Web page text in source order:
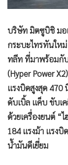
• เศรษฐกิจ-ธุรกิจ
• จีน
• ชุมชน-คุณภาพ
• อาชญากรรม
• Motoring
• เกม
• วิทยาศาสตร์
• SMEs
• หุ้น
• อินโดจีน
บริษัท มิตซูบิชิ มอ
กระบะไทรทันให
ทลีท ที่มาพร้อมกับ
(Hyper Power
แรงบิดสูงสุด 470
ดับเบิ้ล แค็บ ขับเ
ด้วยเครื่องยนต์ “ไ
184 แรงม้า แรง
น้ำมันดีเยี่ยม